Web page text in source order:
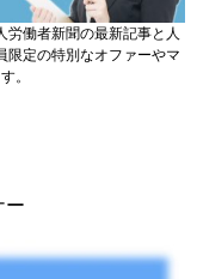
働者新聞の最新記事と人
限定の特別なオファーやマ
。
ー